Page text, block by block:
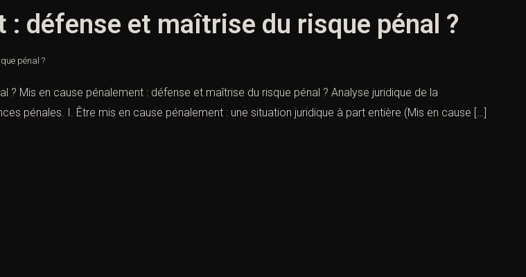
: défense et maîtrise du risque pénal ?
pénal ?
? Mis en cause pénalement : défense et maîtrise du risque pénal ? Analyse juridique de la
pénales. I. Être mis en cause pénalement : une situation juridique à part entière (Mis en cause […]